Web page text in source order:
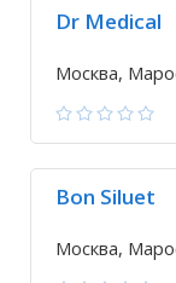
Dr Medical
Москва,
Bon Siluet
Москва,